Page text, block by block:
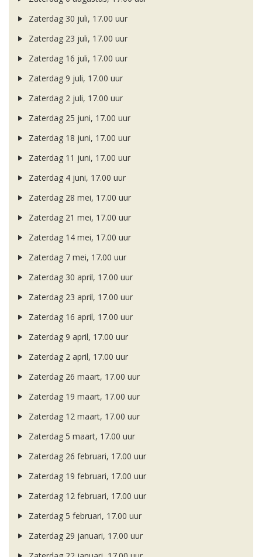
Zaterdag 30 juli, 17.00 uur
Zaterdag 23 juli, 17.00 uur
Zaterdag 16 juli, 17.00 uur
Zaterdag 9 juli, 17.00 uur
Zaterdag 2 juli, 17.00 uur
Zaterdag 25 juni, 17.00 uur
Zaterdag 18 juni, 17.00 uur
Zaterdag 11 juni, 17.00 uur
Zaterdag 4 juni, 17.00 uur
Zaterdag 28 mei, 17.00 uur
Zaterdag 21 mei, 17.00 uur
Zaterdag 14 mei, 17.00 uur
Zaterdag 7 mei, 17.00 uur
Zaterdag 30 april, 17.00 uur
Zaterdag 23 april, 17.00 uur
Zaterdag 16 april, 17.00 uur
Zaterdag 9 april, 17.00 uur
Zaterdag 2 april, 17.00 uur
Zaterdag 26 maart, 17.00 uur
Zaterdag 19 maart, 17.00 uur
Zaterdag 12 maart, 17.00 uur
Zaterdag 5 maart, 17.00 uur
Zaterdag 26 februari, 17.00 uur
Zaterdag 19 februari, 17.00 uur
Zaterdag 12 februari, 17.00 uur
Zaterdag 5 februari, 17.00 uur
Zaterdag 29 januari, 17.00 uur